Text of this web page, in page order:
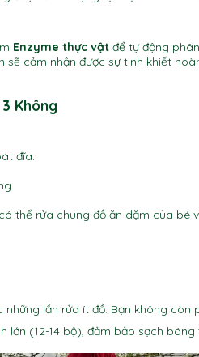
Enzyme thực vật để tự động
cảm nhận được sự tinh khiết
Không
đĩa.
thể rửa chung đồ ăn dặm của bé
lần rửa ít đồ. Bạn không còn
(12-14 bộ), đảm bảo sạch bóng